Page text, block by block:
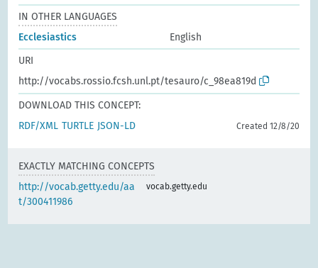
IN OTHER LANGUAGES
Ecclesiastics
English
URI
http://vocabs.rossio.fcsh.unl.pt/tesauro/c_98ea819d
DOWNLOAD THIS CONCEPT:
RDF/XML TURTLE JSON-LD Created 12/8/20
EXACTLY MATCHING CONCEPTS
http://vocab.getty.edu/aa
t/300411986
vocab.getty.edu